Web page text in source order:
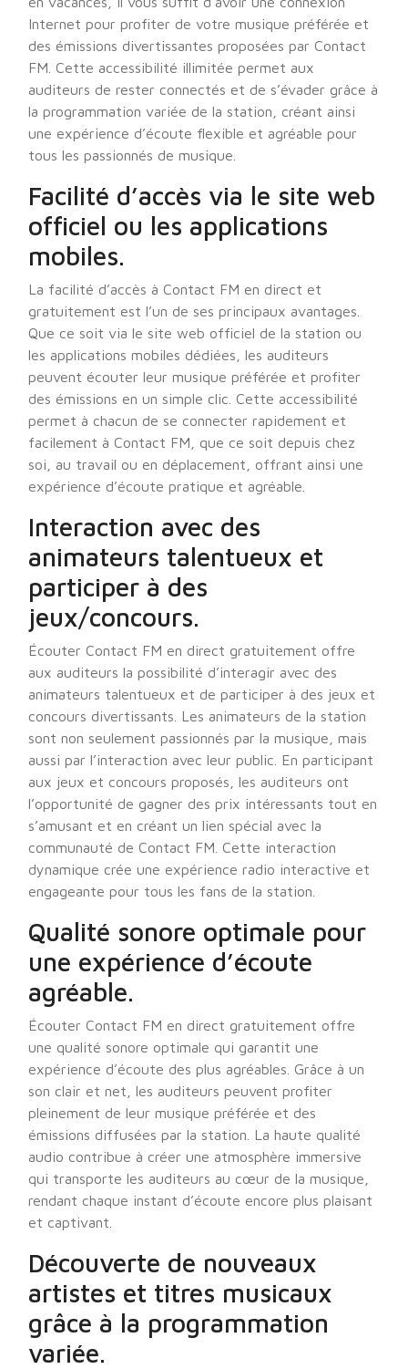
Internet pour profiter de votre musique préférée et
des émissions divertissantes proposées par Contact
FM. Cette accessibilité illimitée permet aux
auditeurs de rester connectés et de s’évader grâce à
la programmation variée de la station, créant ainsi
une expérience d’écoute flexible et agréable pour
tous les passionnés de musique.
Facilité d’accès via le site web
officiel ou les applications
mobiles.
La facilité d’accès à Contact FM en direct et
gratuitement est l’un de ses principaux avantages.
Que ce soit via le site web officiel de la station ou
les applications mobiles dédiées, les auditeurs
peuvent écouter leur musique préférée et profiter
des émissions en un simple clic. Cette accessibilité
permet à chacun de se connecter rapidement et
facilement à Contact FM, que ce soit depuis chez
soi, au travail ou en déplacement, offrant ainsi une
expérience d’écoute pratique et agréable.
Interaction avec des
animateurs talentueux et
participer à des
jeux/concours.
Écouter Contact FM en direct gratuitement offre
aux auditeurs la possibilité d’interagir avec des
animateurs talentueux et de participer à des jeux et
concours divertissants. Les animateurs de la station
sont non seulement passionnés par la musique, mais
aussi par l’interaction avec leur public. En participant
aux jeux et concours proposés, les auditeurs ont
l’opportunité de gagner des prix intéressants tout en
s’amusant et en créant un lien spécial avec la
communauté de Contact FM. Cette interaction
dynamique crée une expérience radio interactive et
engageante pour tous les fans de la station.
Qualité sonore optimale pour
une expérience d’écoute
agréable.
Écouter Contact FM en direct gratuitement offre
une qualité sonore optimale qui garantit une
expérience d’écoute des plus agréables. Grâce à un
son clair et net, les auditeurs peuvent profiter
pleinement de leur musique préférée et des
émissions diffusées par la station. La haute qualité
audio contribue à créer une atmosphère immersive
qui transporte les auditeurs au cœur de la musique,
rendant chaque instant d’écoute encore plus plaisant
et captivant.
Découverte de nouveaux
artistes et titres musicaux
grâce à la programmation
variée.